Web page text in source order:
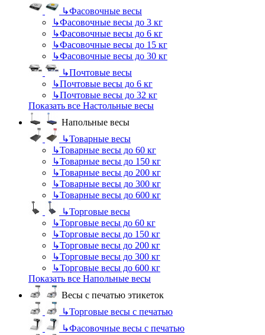
↳Фасовочные весы
↳Фасовочные весы до 3 кг
↳Фасовочные весы до 6 кг
↳Фасовочные весы до 15 кг
↳Фасовочные весы до 30 кг
↳Почтовые весы
↳Почтовые весы до 6 кг
↳Почтовые весы до 32 кг
Показать все Настольные весы
Напольные весы
↳Товарные весы
↳Товарные весы до 60 кг
↳Товарные весы до 150 кг
↳Товарные весы до 200 кг
↳Товарные весы до 300 кг
↳Товарные весы до 600 кг
↳Торговые весы
↳Торговые весы до 60 кг
↳Торговые весы до 150 кг
↳Торговые весы до 200 кг
↳Торговые весы до 300 кг
↳Торговые весы до 600 кг
Показать все Напольные весы
Весы с печатью этикеток
↳Торговые весы с печатью
↳Фасовочные весы с печатью